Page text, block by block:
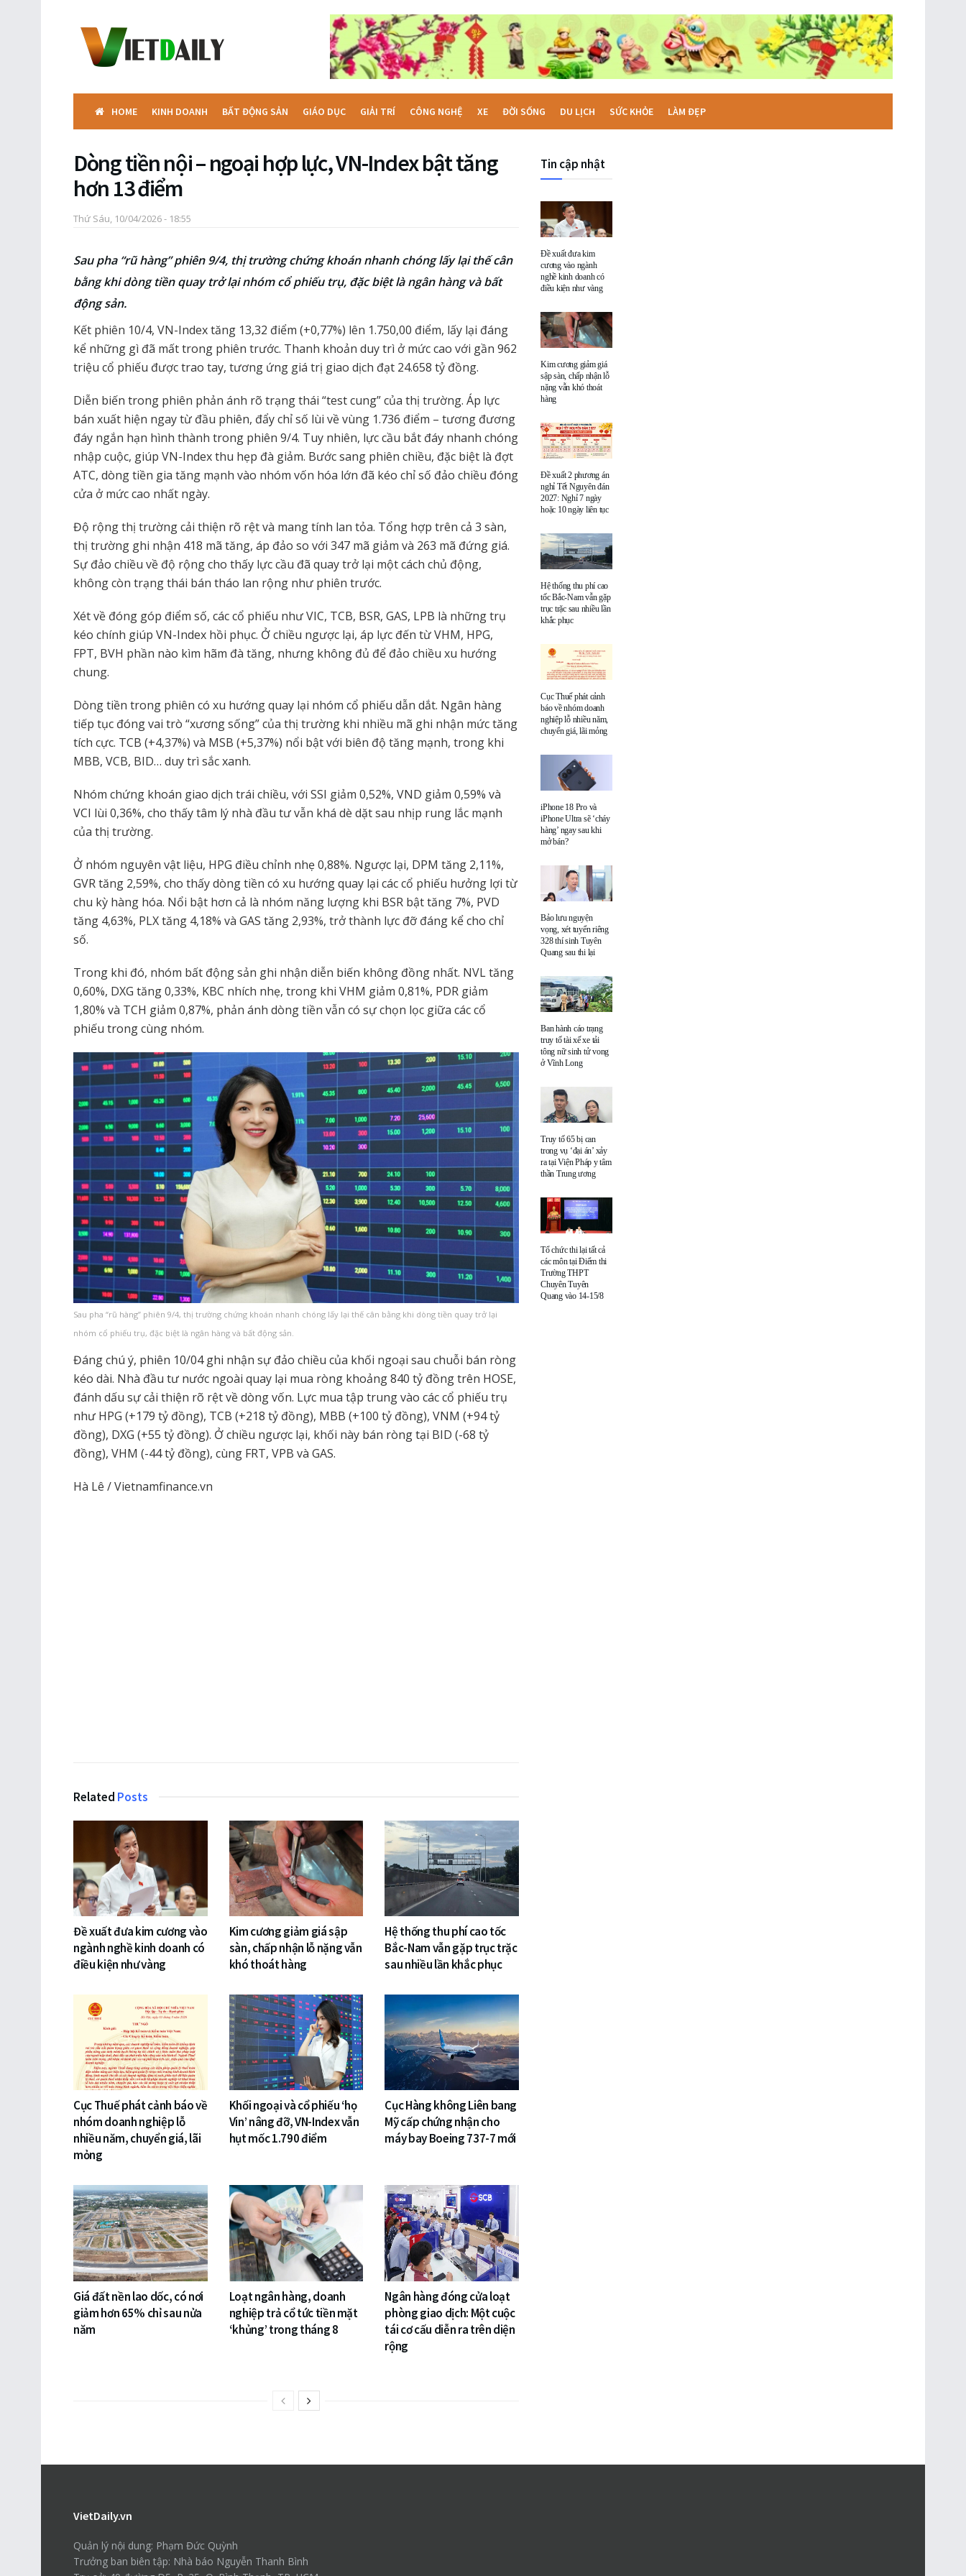
HOME KINH DOANH BẤT ĐỘNG SẢN GIÁO DỤC GIẢI TRÍ CÔNG NGHỆ XE ĐỜI SỐNG DU LỊCH SỨC KHỎE LÀM ĐẸP
Dòng tiền nội – ngoại hợp lực, VN-Index bật tăng
hơn 13 điểm
Thứ Sáu, 10/04/2026 - 18:55
Sau pha “rũ hàng” phiên 9/4, thị trường chứng khoán nhanh chóng lấy lại thế cân
bằng khi dòng tiền quay trở lại nhóm cổ phiếu trụ, đặc biệt là ngân hàng và bất
động sản.
Kết phiên 10/4, VN-Index tăng 13,32 điểm (+0,77%) lên 1.750,00 điểm, lấy lại đáng
kể những gì đã mất trong phiên trước. Thanh khoản duy trì ở mức cao với gần 962
triệu cổ phiếu được trao tay, tương ứng giá trị giao dịch đạt 24.658 tỷ đồng.
Diễn biến trong phiên phản ánh rõ trạng thái “test cung” của thị trường. Áp lực
bán xuất hiện ngay từ đầu phiên, đẩy chỉ số lùi về vùng 1.736 điểm – tương đương
đáy ngắn hạn hình thành trong phiên 9/4. Tuy nhiên, lực cầu bắt đáy nhanh chóng
nhập cuộc, giúp VN-Index thu hẹp đà giảm. Bước sang phiên chiều, đặc biệt là đợt
ATC, dòng tiền gia tăng mạnh vào nhóm vốn hóa lớn đã kéo chỉ số đảo chiều đóng
cửa ở mức cao nhất ngày.
Độ rộng thị trường cải thiện rõ rệt và mang tính lan tỏa. Tổng hợp trên cả 3 sàn,
thị trường ghi nhận 418 mã tăng, áp đảo so với 347 mã giảm và 263 mã đứng giá.
Sự đảo chiều về độ rộng cho thấy lực cầu đã quay trở lại một cách chủ động,
không còn trạng thái bán tháo lan rộng như phiên trước.
Xét về đóng góp điểm số, các cổ phiếu như VIC, TCB, BSR, GAS, LPB là những trụ
kéo chính giúp VN-Index hồi phục. Ở chiều ngược lại, áp lực đến từ VHM, HPG,
FPT, BVH phần nào kìm hãm đà tăng, nhưng không đủ để đảo chiều xu hướng
chung.
Dòng tiền trong phiên có xu hướng quay lại nhóm cổ phiếu dẫn dắt. Ngân hàng
tiếp tục đóng vai trò “xương sống” của thị trường khi nhiều mã ghi nhận mức tăng
tích cực. TCB (+4,37%) và MSB (+5,37%) nổi bật với biên độ tăng mạnh, trong khi
MBB, VCB, BID… duy trì sắc xanh.
Nhóm chứng khoán giao dịch trái chiều, với SSI giảm 0,52%, VND giảm 0,59% và
VCI lùi 0,36%, cho thấy tâm lý nhà đầu tư vẫn khá dè dặt sau nhịp rung lắc mạnh
của thị trường.
Ở nhóm nguyên vật liệu, HPG điều chỉnh nhẹ 0,88%. Ngược lại, DPM tăng 2,11%,
GVR tăng 2,59%, cho thấy dòng tiền có xu hướng quay lại các cổ phiếu hưởng lợi từ
chu kỳ hàng hóa. Nổi bật hơn cả là nhóm năng lượng khi BSR bật tăng 7%, PVD
tăng 4,63%, PLX tăng 4,18% và GAS tăng 2,93%, trở thành lực đỡ đáng kể cho chỉ
số.
Trong khi đó, nhóm bất động sản ghi nhận diễn biến không đồng nhất. NVL tăng
0,60%, DXG tăng 0,33%, KBC nhích nhẹ, trong khi VHM giảm 0,81%, PDR giảm
1,80% và TCH giảm 0,87%, phản ánh dòng tiền vẫn có sự chọn lọc giữa các cổ
phiếu trong cùng nhóm.
Sau pha “rũ hàng” phiên 9/4, thị trường chứng khoán nhanh chóng lấy lại thế cân bằng khi dòng tiền quay trở lại
nhóm cổ phiếu trụ, đặc biệt là ngân hàng và bất động sản.
Đáng chú ý, phiên 10/04 ghi nhận sự đảo chiều của khối ngoại sau chuỗi bán ròng
kéo dài. Nhà đầu tư nước ngoài quay lại mua ròng khoảng 840 tỷ đồng trên HOSE,
đánh dấu sự cải thiện rõ rệt về dòng vốn. Lực mua tập trung vào các cổ phiếu trụ
như HPG (+179 tỷ đồng), TCB (+218 tỷ đồng), MBB (+100 tỷ đồng), VNM (+94 tỷ
đồng), DXG (+55 tỷ đồng). Ở chiều ngược lại, khối này bán ròng tại BID (-68 tỷ
đồng), VHM (-44 tỷ đồng), cùng FRT, VPB và GAS.
Hà Lê / Vietnamfinance.vn
Related Posts
Đề xuất đưa kim cương vào
ngành nghề kinh doanh có
điều kiện như vàng
Kim cương giảm giá sập
sàn, chấp nhận lỗ nặng vẫn
khó thoát hàng
Hệ thống thu phí cao tốc
Bắc-Nam vẫn gặp trục trặc
sau nhiều lần khắc phục
Cục Thuế phát cảnh báo về
nhóm doanh nghiệp lỗ
nhiều năm, chuyển giá, lãi
mỏng
Khối ngoại và cổ phiếu ‘họ
Vin’ nâng đỡ, VN-Index vẫn
hụt mốc 1.790 điểm
Cục Hàng không Liên bang
Mỹ cấp chứng nhận cho
máy bay Boeing 737-7 mới
Giá đất nền lao dốc, có nơi
giảm hơn 65% chỉ sau nửa
năm
Loạt ngân hàng, doanh
nghiệp trả cổ tức tiền mặt
‘khủng’ trong tháng 8
Ngân hàng đóng cửa loạt
phòng giao dịch: Một cuộc
tái cơ cấu diễn ra trên diện
rộng
Tin cập nhật
Đề xuất đưa kim
cương vào ngành
nghề kinh doanh có
điều kiện như vàng
Kim cương giảm giá
sập sàn, chấp nhận lỗ
nặng vẫn khó thoát
hàng
Đề xuất 2 phương án
nghỉ Tết Nguyên đán
2027: Nghỉ 7 ngày
hoặc 10 ngày liên tục
Hệ thống thu phí cao
tốc Bắc-Nam vẫn gặp
trục trặc sau nhiều lần
khắc phục
Cục Thuế phát cảnh
báo về nhóm doanh
nghiệp lỗ nhiều năm,
chuyển giá, lãi mỏng
iPhone 18 Pro và
iPhone Ultra sẽ ‘cháy
hàng’ ngay sau khi
mở bán?
Bảo lưu nguyện
vọng, xét tuyển riêng
328 thí sinh Tuyên
Quang sau thi lại
Ban hành cáo trạng
truy tố tài xế xe tải
tông nữ sinh tử vong
ở Vĩnh Long
Truy tố 65 bị can
trong vụ ‘đại án’ xảy
ra tại Viện Pháp y tâm
thần Trung ương
Tổ chức thi lại tất cả
các môn tại Điểm thi
Trường THPT
Chuyên Tuyên
Quang vào 14-15/8
VietDaily.vn
Quản lý nội dung: Phạm Đức Quỳnh
Trưởng ban biên tập: Nhà báo Nguyễn Thanh Bình